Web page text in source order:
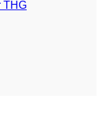
THG